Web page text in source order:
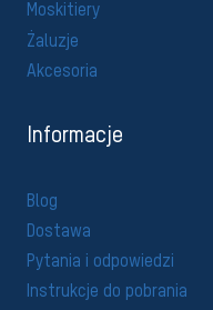
Moskitiery
Żaluzje
Akcesoria
Informacje
Blog
Dostawa
Pytania i odpowiedzi
Instrukcje do pobrania